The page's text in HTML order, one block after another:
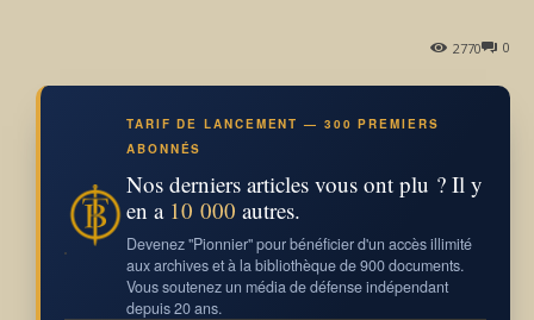
0
2770
TARIF DE LANCEMENT — 300 PREMIERS
ABONNÉS
Nos derniers articles vous ont plu ? Il y
en a 10 000 autres.
Devenez "Pionnier" pour bénéficier d'un accès illimité
aux archives et à la bibliothèque de 900 documents.
Vous soutenez un média de défense indépendant
depuis 20 ans.